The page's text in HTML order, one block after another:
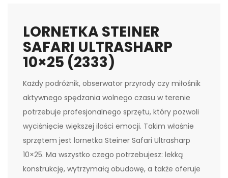
LORNETKA STEINER
SAFARI ULTRASHARP
10×25 (2333)
Każdy podróżnik, obserwator przyrody czy miłośnik
aktywnego spędzania wolnego czasu w terenie
potrzebuje profesjonalnego sprzętu, który pozwoli
wyciśnięcie większej ilości emocji. Takim właśnie
sprzętem jest lornetka Steiner Safari Ultrasharp
10×25. Ma wszystko czego potrzebujesz: lekką
konstrukcję, wytrzymałą obudowę, a także oferuje